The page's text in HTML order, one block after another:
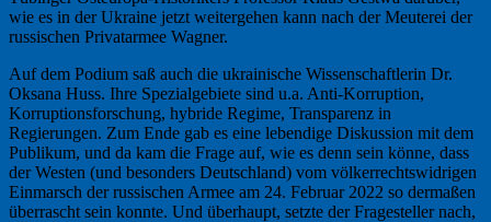
wie es in der Ukraine jetzt weitergehen kann nach der Meuterei der
russischen Privatarmee Wagner.
Auf dem Podium saß auch die ukrainische Wissenschaftlerin Dr.
Oksana Huss. Ihre Spezialgebiete sind u.a. Anti-Korruption,
Korruptionsforschung, hybride Regime, Transparenz in
Regierungen. Zum Ende gab es eine lebendige Diskussion mit dem
Publikum, und da kam die Frage auf, wie es denn sein könne, dass
der Westen (und besonders Deutschland) vom völkerrechtswidrigen
Einmarsch der russischen Armee am 24. Februar 2022 so dermaßen
überrascht sein konnte. Und überhaupt, setzte der Fragesteller nach,